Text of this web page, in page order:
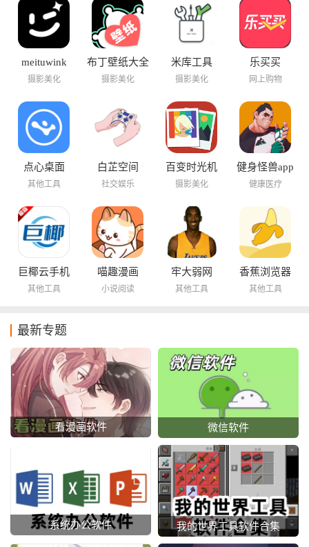
meituwink
摄影美化
布丁壁纸大全
摄影美化
米库工具
摄影美化
乐买买
网上购物
点心桌面
其他工具
白芷空间
社交娱乐
百变时光机
摄影美化
健身怪兽app
健康医疗
巨椰云手机
其他工具
喵趣漫画
小说阅读
牢大弱网
其他工具
香蕉浏览器
其他工具
最新专题
看漫画软件 微信软件
系统办公软件 我的世界工具软件合集